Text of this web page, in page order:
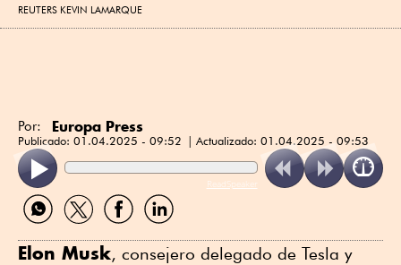
REUTERS KEVIN LAMARQUE
Por: Europa Press
Publicado: 01.04.2025 - 09:52 Actualizado: 01.04.2025 - 09:53
ReadSpeaker
Compartir
por
Compartir
por
Compartir
por
Compartir
por
Elon Musk, consejero delegado de Tesla y